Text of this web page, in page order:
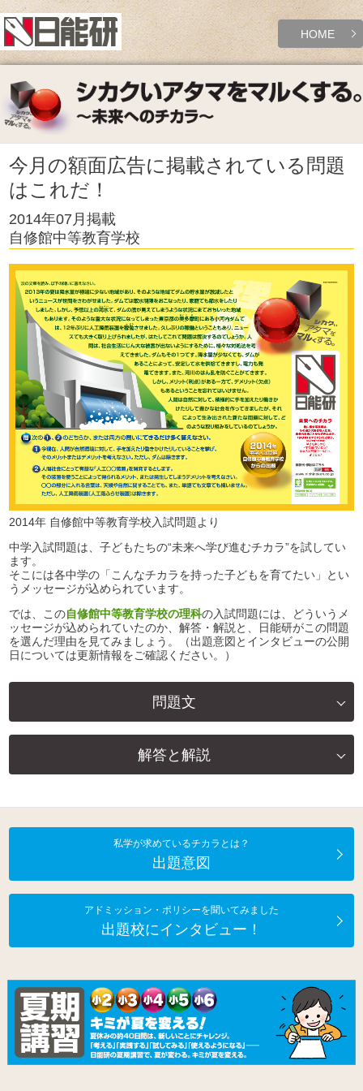
HOME
今月の額面広告に掲載されている問題
はこれだ！
2014年07月掲載
自修館中等教育学校
2014年 自修館中等教育学校入試問題より
中学入試問題は、子どもたちの“未来へ学び進むチカラ”を試してい
ます。
そこには各中学の「こんなチカラを持った子どもを育てたい」とい
うメッセージが込められています。
では、この自修館中等教育学校の理科の入試問題には、どういうメ
ッセージが込められていたのか、解答・解説と、日能研がこの問題
を選んだ理由を見てみましょう。（出題意図とインタビューの公開
日については更新情報をご確認ください。）
問題文
解答と解説
私学が求めているチカラとは？
出題意図
アドミッション・ポリシーを聞いてみました
出題校にインタビュー！